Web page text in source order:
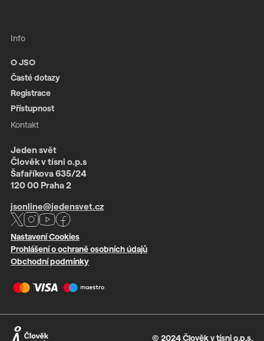
Info
O JSO
Časté dotazy
Registrace
Přístupnost
Kontakt
Jeden svět
Člověk v tísni o.p.s
Šafaříkova 635/24
120 00 Praha 2
jsonline@jedensvet.cz
Nastavení Cookies
Prohlášení o ochraně osobních údajů
Obchodní podmínky
© 2024 Člověk v tísni o.p.s.